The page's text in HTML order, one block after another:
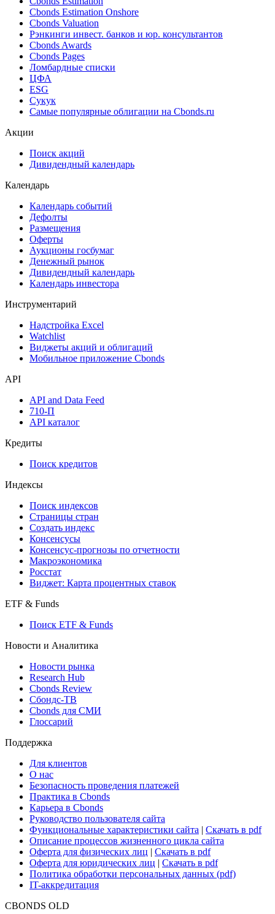
Cbonds Estimation Onshore
Cbonds Valuation
Рэнкинги инвест. банков и юр. консультантов
Cbonds Awards
Cbonds Pages
Ломбардные списки
ЦФА
ESG
Сукук
Самые популярные облигации на Cbonds.ru
Акции
Поиск акций
Дивидендный календарь
Календарь
Календарь событий
Дефолты
Размещения
Оферты
Аукционы госбумаг
Денежный рынок
Дивидендный календарь
Календарь инвестора
Инструментарий
Надстройка Excel
Watchlist
Виджеты акций и облигаций
Мобильное приложение Cbonds
API
API and Data Feed
710-П
API каталог
Кредиты
Поиск кредитов
Индексы
Поиск индексов
Страницы стран
Создать индекс
Консенсусы
Консенсус-прогнозы по отчетности
Макроэкономика
Росстат
Виджет: Карта процентных ставок
ETF & Funds
Поиск ETF & Funds
Новости и Аналитика
Новости рынка
Research Hub
Cbonds Review
Сбондс-ТВ
Cbonds для СМИ
Глоссарий
Поддержка
Для клиентов
О нас
Безопасность проведения платежей
Практика в Cbonds
Карьера в Cbonds
Руководство пользователя сайта
Функциональные характеристики сайта | Скачать в pdf
Описание процессов жизненного цикла сайта
Оферта для физических лиц | Скачать в pdf
Оферта для юридических лиц | Скачать в pdf
Политика обработки персональных данных (pdf)
IT-аккредитация
CBONDS OLD